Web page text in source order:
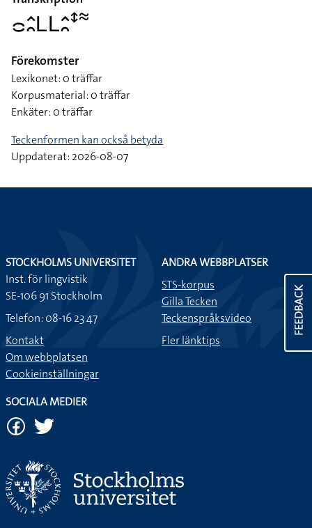
􌤌􌤵􌥘􌥈􌥈􌤵􌥘􌥥􌦇
Förekomster
Lexikonet: 0 träffar
Korpusmaterial: 0 träffar
Enkäter: 0 träffar
Teckenformen kan också betyda
Uppdaterat: 2026-08-07
FEEDBACK
STOCKHOLMS UNIVERSITET
Inst. för lingvistik
SE-106 91 Stockholm
Telefon: 08-16 23 47
Kontakt
Om webbplatsen
Cookieinställningar
ANDRA WEBBPLATSER
STS-korpus
Gilla Tecken
Teckenspråksvideo
Fler länktips
SOCIALA MEDIER